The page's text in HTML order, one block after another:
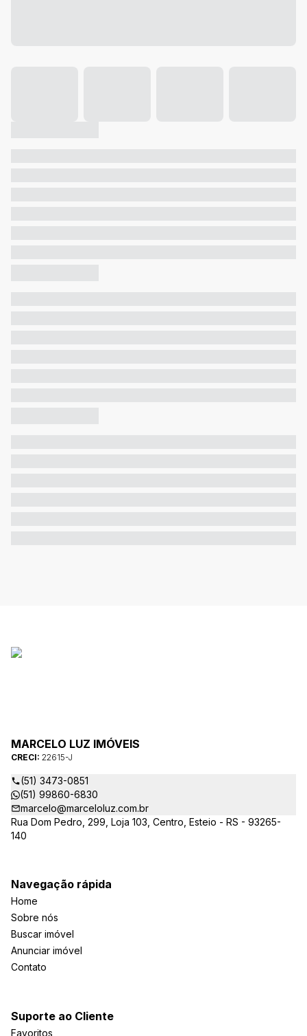
MARCELO LUZ IMÓVEIS
CRECI: 22615-J
(51) 3473-0851
(51) 99860-6830
marcelo@marceloluz.com.br
Rua Dom Pedro, 299, Loja 103, Centro, Esteio - RS - 93265-
140
Navegação rápida
Home
Sobre nós
Buscar imóvel
Anunciar imóvel
Contato
Suporte ao Cliente
Favoritos